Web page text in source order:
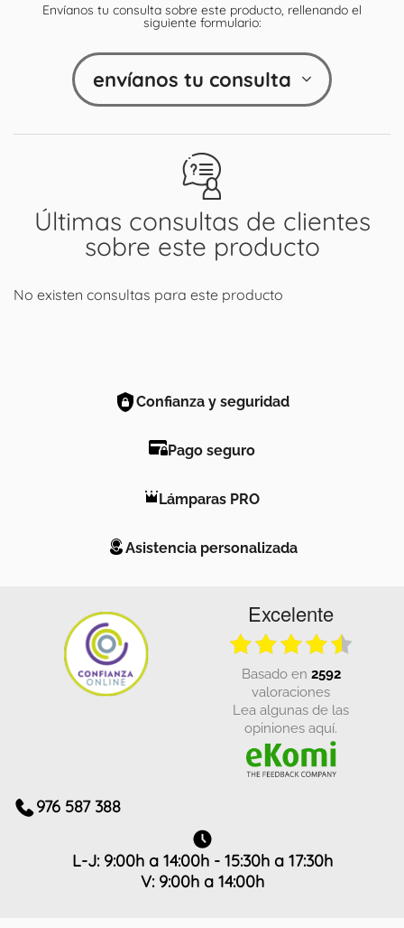
Últimas consultas de clientes
sobre este producto
No existen consultas para este producto
Envíanos tu consulta sobre este producto, rellenando el
siguiente formulario:
envíanos tu consulta
Confianza y seguridad
Pago seguro
Lámparas PRO
Asistencia personalizada
Excelente
basado en 2592
valoraciones
Lea algunas de las
opiniones aquí.
976 587 388
L-J: 9:00h a 14:00h - 15:30h a 17:30h
V: 9:00h a 14:00h